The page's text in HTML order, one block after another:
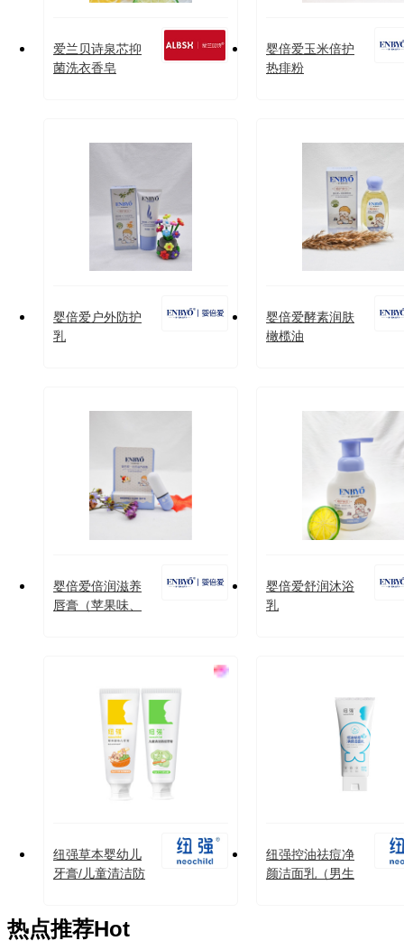
爱兰贝诗泉芯抑
菌洗衣香皂
婴倍爱玉米倍护
热痱粉
婴倍爱户外防护
乳
婴倍爱酵素润肤
橄榄油
婴倍爱倍润滋养
唇膏（苹果味、
婴倍爱舒润沐浴
乳
纽强草本婴幼儿
牙膏/儿童清洁防
纽强控油祛痘净
颜洁面乳（男生
热点推荐Hot